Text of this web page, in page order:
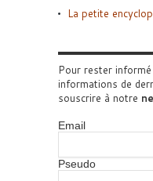
La petite
Pour rester
informations de
souscrire à notre
Email
Pseudo